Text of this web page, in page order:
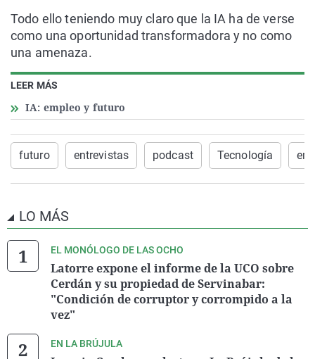
LEER MÁS
IA: empleo y futuro
Todo ello teniendo muy claro que la IA ha de verse
como una oportunidad transformadora y no como
una amenaza.
futuro entrevistas podcast Tecnología
LO MÁS
EL MONÓLOGO DE LAS OCHO
Latorre expone el informe de la UCO sobre
Cerdán y su propiedad de Servinabar:
"Condición de corruptor y corrompido a la
vez"
EN LA BRÚJULA